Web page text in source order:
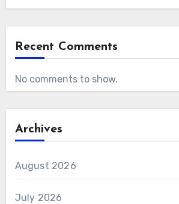
Recent Comments
No comments to show.
Archives
August 2026
July 2026